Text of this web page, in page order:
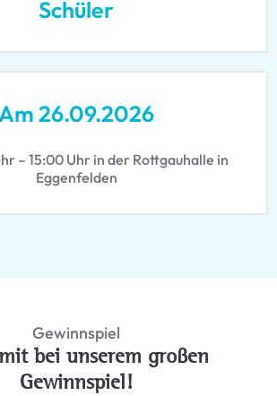
Schüler
26.09.2026
– 15:00 Uhr in der Rottgauhalle in
Eggenfelden
Gewinnspiel
bei unserem großen
Gewinnspiel!